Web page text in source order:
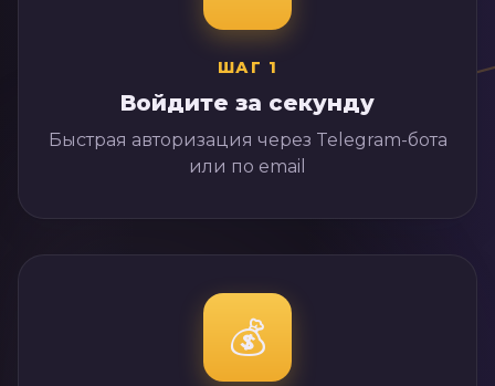
ШАГ 1
Войдите за секунду
Быстрая авторизация через Telegram-бота
или по email
💰